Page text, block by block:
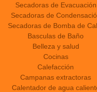
Secadoras de Evacuación
Secadoras de
Secadoras de Bomba de
Basculas de Baño
Belleza y salud
Cocinas
Calefacción
Campanas extractoras
Calentador de agua